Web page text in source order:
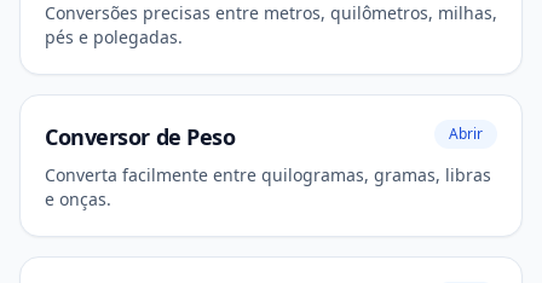
Conversões precisas entre metros, quilômetros, milhas,
pés e polegadas.
Conversor de Peso Abrir
Converta facilmente entre quilogramas, gramas, libras
e onças.